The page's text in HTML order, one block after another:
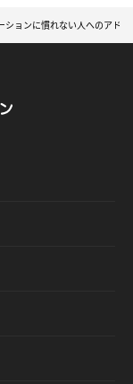
ションに慣れない人へのアドバ